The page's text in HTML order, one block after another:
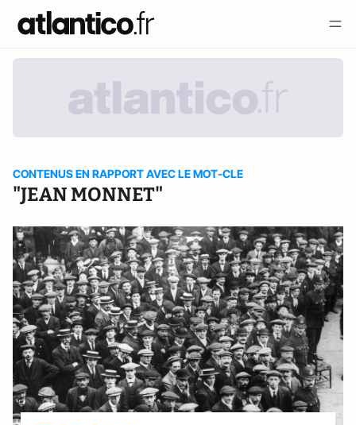
CONTENUS EN RAPPORT AVEC LE MOT-CLE
"JEAN MONNET"